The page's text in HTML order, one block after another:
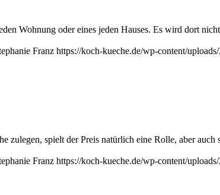
Wohnung oder eines jeden Hauses. Es wird dort
Franz https://koch-kueche.de/wp-content/
zulegen, spielt der Preis natürlich eine Rolle, aber
Franz https://koch-kueche.de/wp-content/